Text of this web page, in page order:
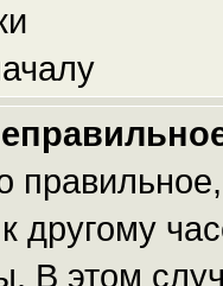
другому
В этом